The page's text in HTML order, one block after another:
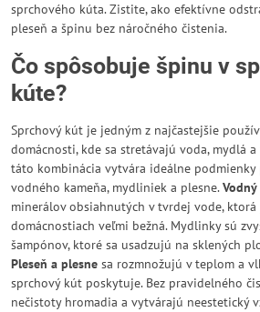
sprchového kúta. Zistite, ako efektívne
pleseň a špinu bez náročného čistenia.
Čo spôsobuje špinu v
kúte?
Sprchový kút je jedným z najčastejšie
domácnosti, kde sa stretávajú voda, mydlá
táto kombinácia vytvára ideálne podmienky
vodného kameňa, mydliniek a plesne.Vodný
minerálov obsiahnutých v tvrdej vode, ktorá
domácnostiach veľmi bežná. Mydlinky sú
šampónov, ktoré sa usadzujú na sklených
Pleseň a plesne sa rozmnožujú v teplom a
sprchový kút poskytuje. Bez pravidelného
nečistoty hromadia a vytvárajú neestetický